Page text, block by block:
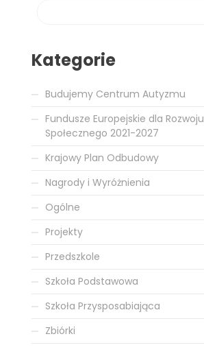
Kategorie
Budujemy Centrum Autyzmu
Fundusze Europejskie dla Rozwoju
Społecznego 2021-2027
Krajowy Plan Odbudowy
Nagrody i Wyróżnienia
Ogólne
Projekty
Przedszkole
Szkoła Podstawowa
Szkoła Przysposabiająca
Zbiórki